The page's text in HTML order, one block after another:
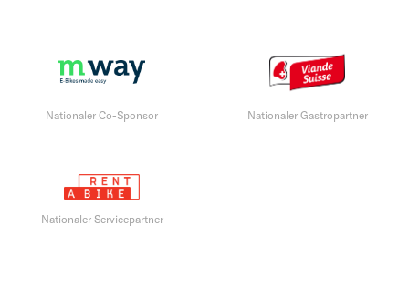
Nationaler Co-Sponsor Nationaler Gastropartner
Nationaler Servicepartner